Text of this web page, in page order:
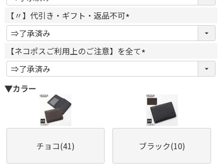
必
【〃】代引き・ギフト・返品不可
必
須
【ネコポスご利用上のご注意】を全て
必
▼カラー
チョコ(41) ブラック(10)